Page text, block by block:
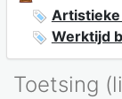
Werktijd
Toetsing